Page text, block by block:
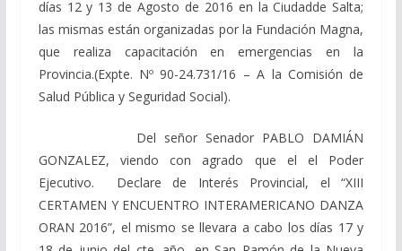
días 12y 13 deAgosto de 2016 en laCiudaddeSalta;
las mismas están organizadas por la Fundación Magna,
que realiza capacitación en emergencias en la
Provincia.(Expte. Nº 90-24.731/16 – A la Comisión de
Salud Pública y Seguridad Social).
Del señor Senador PABLO DAMIÁN
GONZALEZ, viendocon agrado que el el Poder
Ejecutivo. Declare de Interés Provincial, el“XIII
CERTAMEN Y ENCUENTRO INTERAMERICANO DANZA
ORAN 2016”, el mismo se llevara a cabo los días 17 y